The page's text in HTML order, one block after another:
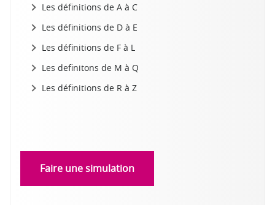
Les définitions de A à C
Les définitions de D à E
Les définitions de F à L
Les definitons de M à Q
Les définitions de R à Z
Faire une simulation